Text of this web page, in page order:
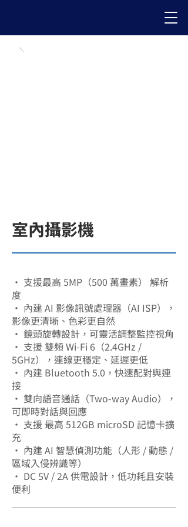
室內攝影機
• 支援最高 5MP（500 萬畫素） 解析
度
• 內建 AI 影像訊號處理器（AI ISP），
影像更清晰、色彩更自然
• 鏡頭旋轉設計，可靈活調整監控視角
• 支援 雙頻 Wi-Fi 6（2.4GHz /
5GHz），連線更穩定、延遲更低
• 內建 Bluetooth 5.0，快速配對與連
接
• 雙向語音通話（Two-way Audio），
可即時對話與回應
• 支援 最高 512GB microSD 記憶卡擴
充
• 內建 AI 智慧偵測功能（人形 / 動態 /
區域入侵辨識等）
• DC 5V / 2A 供電設計，低功耗且安裝
便利